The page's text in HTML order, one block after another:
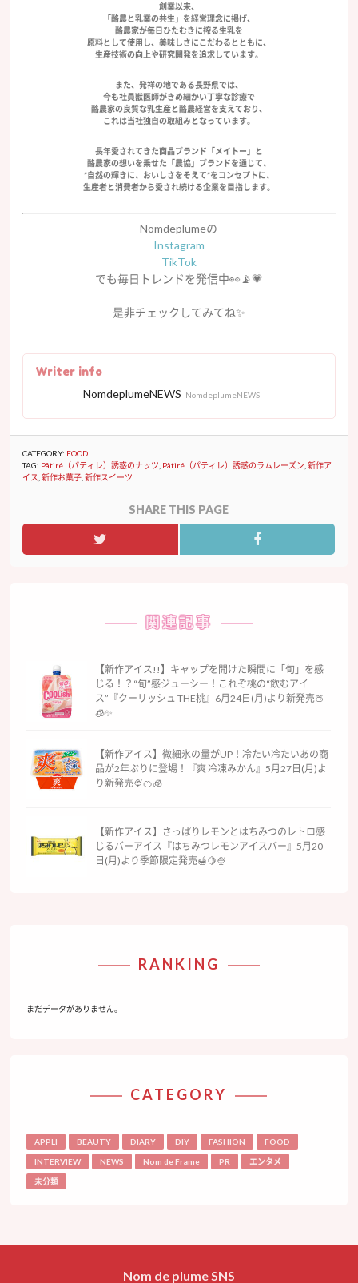
創業以来、
「酪農と乳業の共生」を経営理念に掲げ、
酪農家が毎日ひたむきに搾る生乳を
原料として使用し、美味しさにこだわるとともに、
生産技術の向上や研究開発を追求しています。
また、発祥の地である長野県では、
今も社員獣医師がきめ細かい丁寧な診療で
酪農家の良質な乳生産と酪農経営を支えており、
これは当社独自の取組みとなっています。
長年愛されてきた商品ブランド「メイトー」と
酪農家の想いを乗せた「農協」ブランドを通じて、
”自然の輝きに、おいしさをそえて”をコンセプトに、
生産者と消費者から愛され続ける企業を目指します。
Nomdeplumeの
Instagram
TikTok
でも毎日トレンドを発信中👀📡💗
是非チェックしてみてね✨
Writer info
NomdeplumeNEWS NomdeplumeNEWS
CATEGORY: FOOD
TAG: Pâtiré（パティレ）誘惑のナッツ Pâtiré（パティレ）誘惑のラムレーズン ,新作ア
イス ,新作お菓子 ,新作スイーツ
SHARE THIS PAGE
関連記事
【新作アイス!!】キャップを開けた瞬間に「旬」を感
じる！？“旬”感ジューシー！これぞ桃の“飲むアイ
ス”『クーリッシュ THE桃』6月24日(月)より新発売🍑
🧊✨
【新作アイス】微細氷の量がUP！冷たい冷たいあの商
品が2年ぶりに登場！『爽 冷凍みかん』5月27日(月)よ
り新発売🍨🍊🧊
【新作アイス】さっぱりレモンとはちみつのレトロ感
じるバーアイス『はちみつレモンアイスバー』5月20
日(月)より季節限定発売🍯🍋🍨
RANKING
まだデータがありません。
CATEGORY
APPLI BEAUTY DIARY DIY FASHION FOOD
INTERVIEW NEWS Nom de Frame PR エンタメ
未分類
Nom de plume SNS